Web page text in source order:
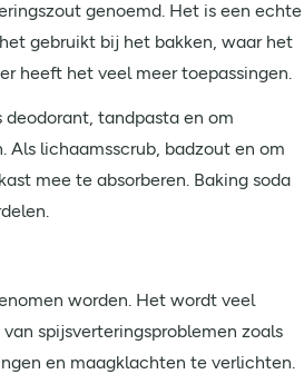
genoemd. Het is een echte
gebruikt bij het bakken, waar het
heeft het veel meer toepassingen.
deodorant, tandpasta en om
Als lichaamsscrub, badzout en om
mee te absorberen. Baking soda
worden. Het wordt veel
spijsverteringsproblemen zoals
en maagklachten te verlichten.